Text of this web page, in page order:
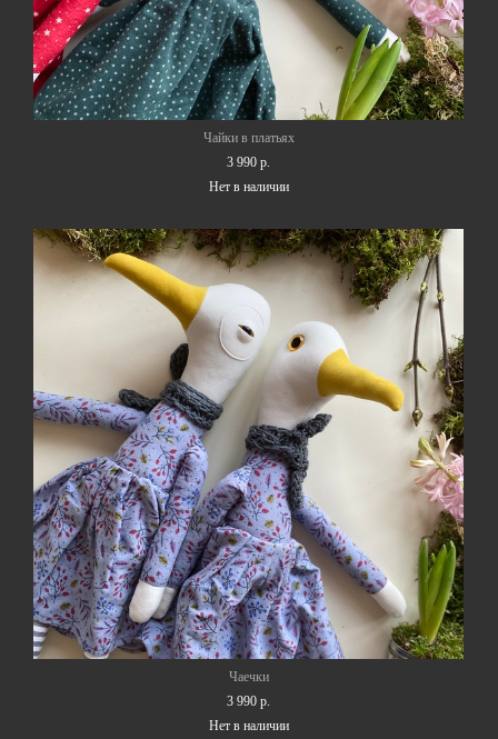
Чайки в платьях
3 990 p.
Нет в наличии
Чаечки
3 990 p.
Нет в наличии